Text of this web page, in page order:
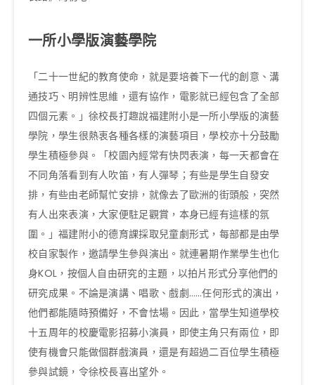
一所小學版演藝學院
「二十一世紀的教育使命，就是要培養下一代的創意、溝
通技巧、明辨性思維，還有協作，電影就已經包含了全部
四個元素。」徐校長打趣說福建附小是一所小學版的演藝
學院，學生很熱衷各種各樣的演藝項目，學校亦十分鼓勵
學生積極參與。「校園內經常有快閃表演，每一天都會在
不同角落看到有人吹笛，有人彈琴；有些是學生自發安
排，有些由老師幫忙安排，就像去了歐洲的街頭般，突然
有人出來表演，大家便駐足觀賞，本身已經有這樣的氛
圍。」福建附小的德育課採取兒童劇形式，每部都是由學
校自家製作，邀請學生參與演出。就連暑期作業學生也化
身KOL，按個人自由研究的主題，以拍片形式分享他們的
研究成果。不論是演講、唱歌、戲劇……任何形式的演出，
他們都能隨時預備好，不會怯場。因此，當學生知道學校
十五周年的校慶電影招募小演員，即使主角只有兩位，即
使有機會只能做個群戲演員，還是有超過二百位學生積極
參與試鏡，令徐校長喜出望外。